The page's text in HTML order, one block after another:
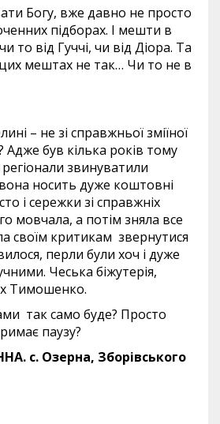
Богу, вже давно не просто
підборах. І мешти в
то від Гуччі, чи від Діора. Та
мештах не так… Чи то не в
– не зі справжньої зміїної
Адже був кілька років тому
звинуватили
носить дуже коштовні
і сережки зі справжніх
мовчала, а потім зняла все
своїм критикам звернутися
перли були хоч і дуже
Чеська біжутерія,
Тимошенко.
так само буде? Просто
паузу?
с. Озерна, Зборівського